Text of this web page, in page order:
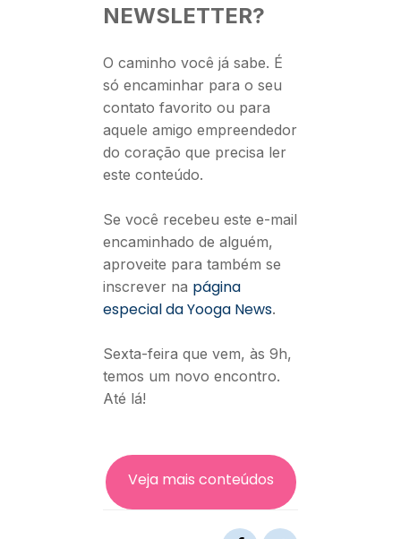
NEWSLETTER?
O caminho você já sabe. É
só encaminhar para o seu
contato favorito ou para
aquele amigo empreendedor
do coração que precisa ler
este conteúdo.
Se você recebeu este e-mail
encaminhado de alguém,
aproveite para também se
inscrever na página
especial da Yooga News.
Sexta-feira que vem, às 9h,
temos um novo encontro.
Até lá!
Veja mais conteúdos